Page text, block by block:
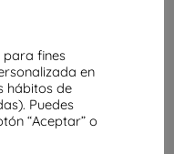
para fines
en
hábitos de
Puedes
“Aceptar” o